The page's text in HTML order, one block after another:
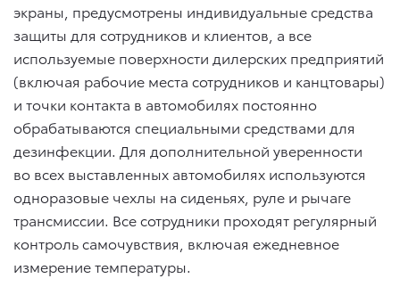
экраны, предусмотрены индивидуальные средства
защиты для сотрудников и клиентов, а все
используемые поверхности дилерских предприятий
(включая рабочие места сотрудников и канцтовары)
и точки контакта в автомобилях постоянно
обрабатываются специальными средствами для
дезинфекции. Для дополнительной уверенности
во всех выставленных автомобилях используются
одноразовые чехлы на сиденьях, руле и рычаге
трансмиссии. Все сотрудники проходят регулярный
контроль самочувствия, включая ежедневное
измерение температуры.